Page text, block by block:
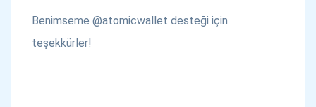
Benimseme @atomicwallet desteği için
teşekkürler!